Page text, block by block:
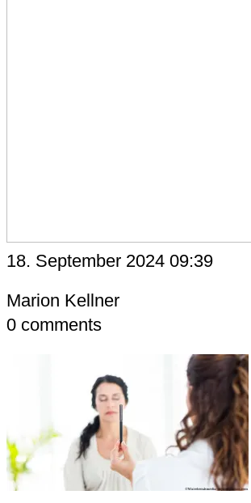
18. September 2024 09:39
Marion Kellner
0 comments